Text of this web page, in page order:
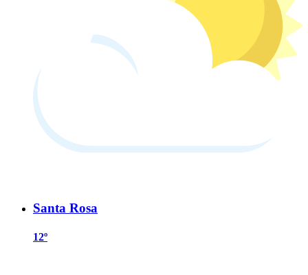
Santa Rosa
12º